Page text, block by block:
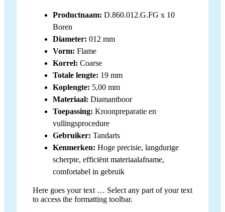
Productnaam: D.860.012.G.FG x 10
Boren
Diameter: 012 mm
Vorm: Flame
Korrel: Coarse
Totale lengte: 19 mm
Koplengte: 5,00 mm
Materiaal: Diamantboor
Toepassing: Kroonpreparatie en
vullingsprocedure
Gebruiker: Tandarts
Kenmerken: Hoge precisie, langdurige
scherpte, efficiënt materiaalafname,
comfortabel in gebruik
Here goes your text … Select any part of your text
to access the formatting toolbar.